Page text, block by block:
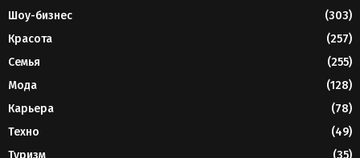
Шоу-бизнес
(303)
Красота
(257)
Семья
(255)
Мода
(128)
Карьера
(78)
Техно
(49)
Туризм
(35)